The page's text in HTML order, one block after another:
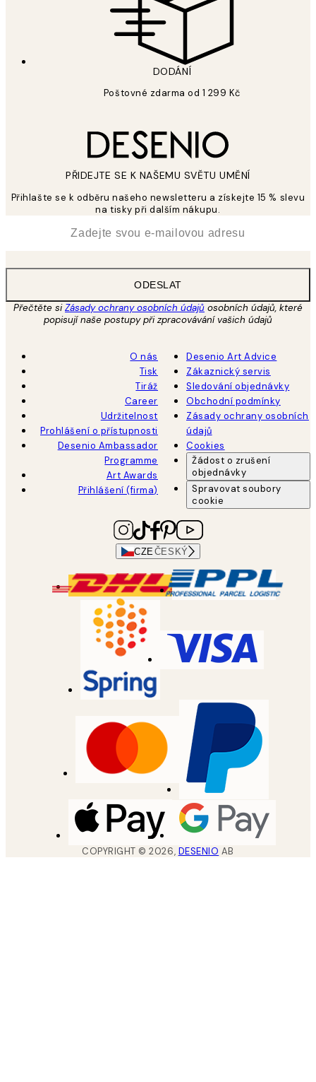
DODÁNÍ
Poštovné zdarma od 1 299 Kč
PŘIDEJTE SE K NAŠEMU SVĚTU UMĚNÍ
Přihlašte se k odběru našeho newsletteru a získejte 15 % slevu
na tisky při dalším nákupu.
ODESLAT
Přečtěte siZásady ochrany osobních údajů osobních údajů, které
popisují naše postupy při zpracovávání vašich údajů
O nás
Tisk
Tiráž
Career
Udržitelnost
Prohlášení o přístupnosti
Desenio Ambassador
Programme
Art Awards
Přihlášení (firma)
Desenio Art Advice
Zákaznický servis
Sledování objednávky
Obchodní podmínky
Zásady ochrany osobních
údajů
Cookies
Žádost o zrušení
objednávky
Spravovat soubory
cookie
CZE ČESKÝ
COPYRIGHT ©2026, DESENIO AB